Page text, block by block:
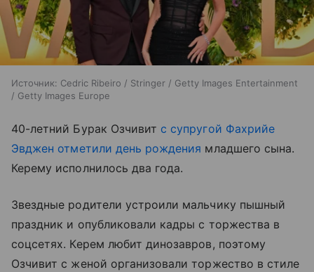
Источник: Cedric Ribeiro / Stringer / Getty Images Entertainment
/ Getty Images Europe
40-летний Бурак Озчивит с супругой Фахрийе
Эвджен отметили день рождения младшего сына.
Керему исполнилось два года.
Звездные родители устроили мальчику пышный
праздник и опубликовали кадры с торжества в
соцсетях. Керем любит динозавров, поэтому
Озчивит с женой организовали торжество в стиле